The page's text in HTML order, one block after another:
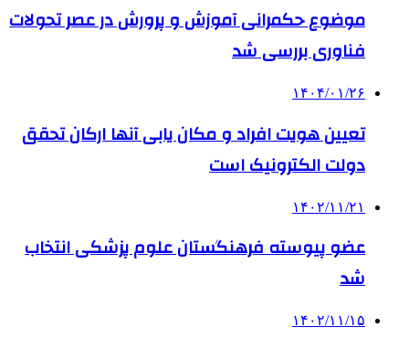
موضوع حکمرانی آموزش و پرورش در عصر تحولات
فناوری بررسی شد
۱۴۰۴/۰۱/۲۶
تعیین هویت افراد و مکان یابی آنها ارکان تحقق
دولت الکترونیک است
۱۴۰۲/۱۱/۲۱
عضو پیوسته فرهنگستان علوم پزشکی انتخاب
شد
۱۴۰۲/۱۱/۱۵